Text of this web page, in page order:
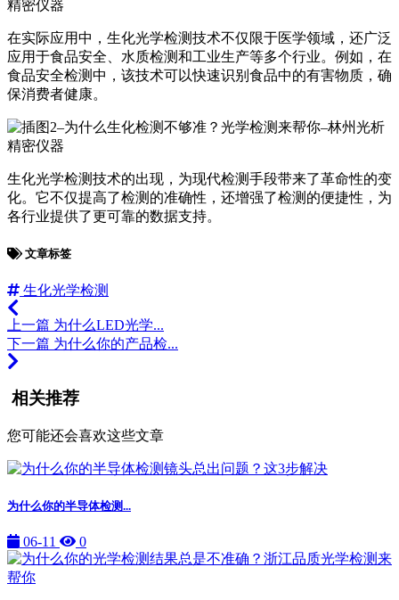
在实际应用中，生化光学检测技术不仅限于医学领域，还广泛
应用于食品安全、水质检测和工业生产等多个行业。例如，在
食品安全检测中，该技术可以快速识别食品中的有害物质，确
保消费者健康。
生化光学检测技术的出现，为现代检测手段带来了革命性的变
化。它不仅提高了检测的准确性，还增强了检测的便捷性，为
各行业提供了更可靠的数据支持。
文章标签
生化光学检测
上一篇 为什么LED光学...
下一篇 为什么你的产品检...
相关推荐
您可能还会喜欢这些文章
为什么你的半导体检测...
06-11 0